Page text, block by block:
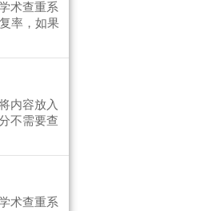
术查重系
率，如果
内容放入
不需要查
术查重系